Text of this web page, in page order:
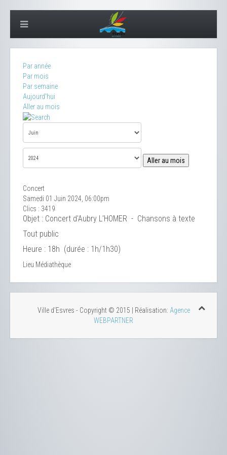
Par année
Par mois
Par semaine
Aujourd'hui
Aller au mois
Aller au mois
Concert
Samedi 01 Juin 2024, 06:00pm
Clics : 3419
Objet : Concert d'Aubry L'HOMER - Chansons à texte
Tout public
Heure : 18h (durée : 1h/1h30)
Lieu Médiathèque
Ville d'Esvres - Copyright © 2015 | Réalisation: Agence
WEBPARTNER